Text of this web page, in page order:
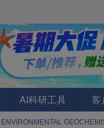
AI科研工具 客
ENVIRONMENTAL